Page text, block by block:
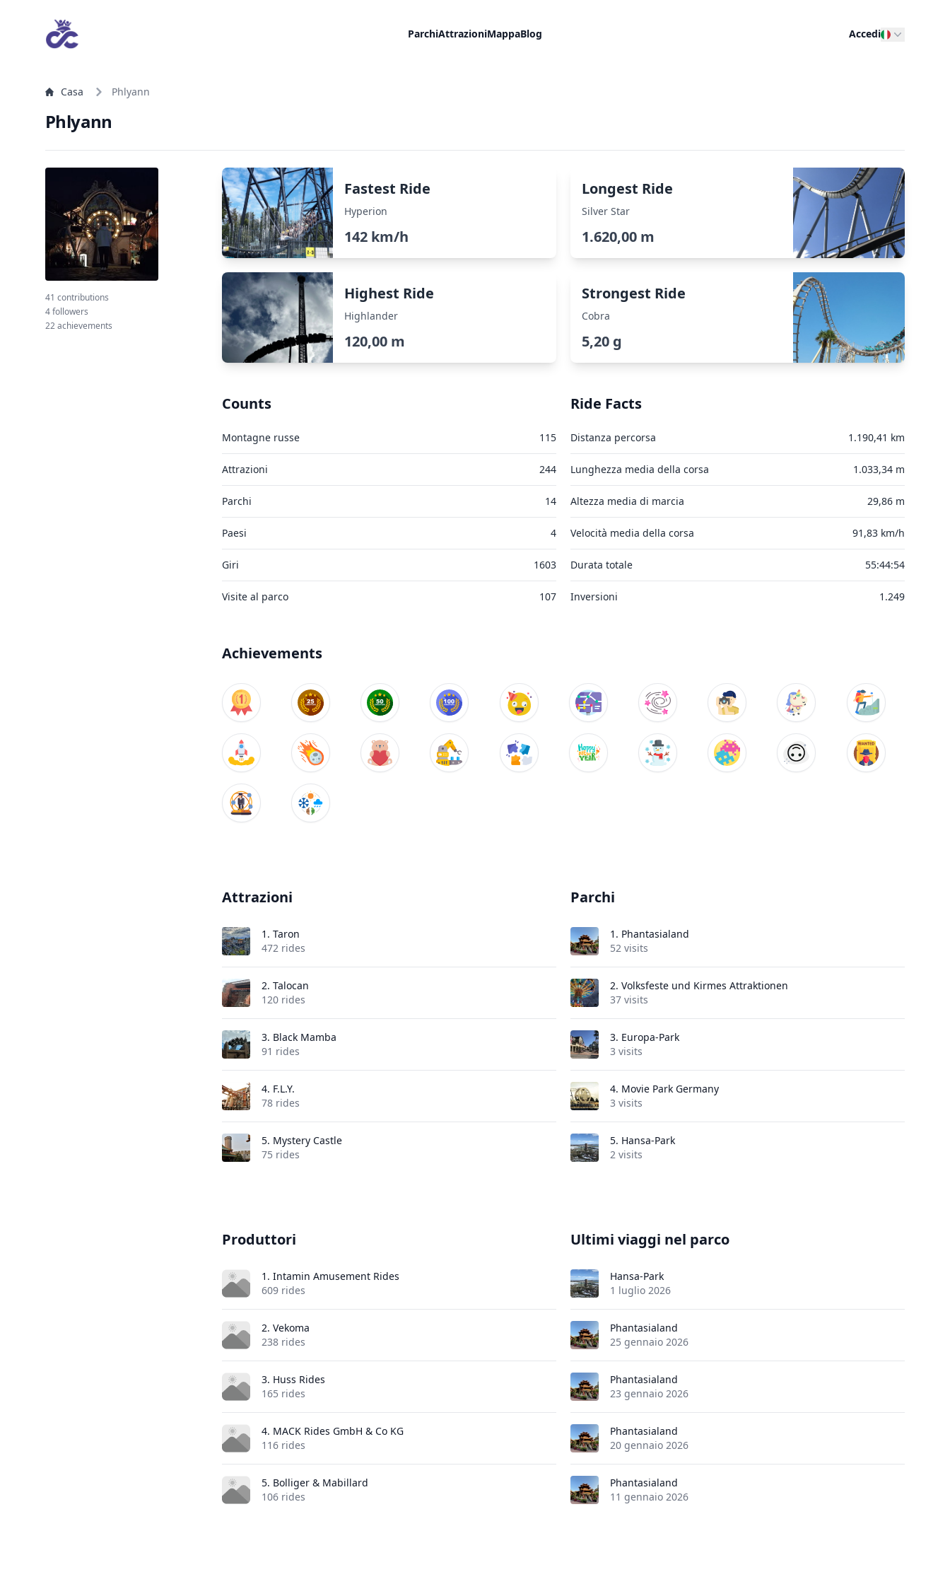
ParchiAttrazioniMappaBlog Accedi
Casa Phlyann
Phlyann
41 contributions
4 followers
22 achievements
Fastest Ride
Hyperion
142 km/h
Longest Ride
Silver Star
1.620,00 m
Highest Ride
Highlander
120,00 m
Strongest Ride
Cobra
5,20 g
Counts
Montagne russe 115
Attrazioni 244
Parchi 14
Paesi 4
Giri 1603
Visite al parco 107
Ride Facts
Distanza percorsa 1.190,41 km
Lunghezza media della corsa 1.033,34 m
Altezza media di marcia 29,86 m
Velocità media della corsa 91,83 km/h
Durata totale 55:44:54
Inversioni 1.249
Achievements
Attrazioni
1. Taron
472 rides
2. Talocan
120 rides
3. Black Mamba
91 rides
4. F.L.Y.
78 rides
5. Mystery Castle
75 rides
Parchi
1. Phantasialand
52 visits
2. Volksfeste und Kirmes Attraktionen
37 visits
3. Europa-Park
3 visits
4. Movie Park Germany
3 visits
5. Hansa-Park
2 visits
Produttori
1. Intamin Amusement Rides
609 rides
2. Vekoma
238 rides
3. Huss Rides
165 rides
4. MACK Rides GmbH & Co KG
116 rides
5. Bolliger & Mabillard
106 rides
Ultimi viaggi nel parco
Hansa-Park
1 luglio 2026
Phantasialand
25 gennaio 2026
Phantasialand
23 gennaio 2026
Phantasialand
20 gennaio 2026
Phantasialand
11 gennaio 2026